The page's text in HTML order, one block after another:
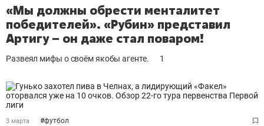
«Мы должны обрести менталитет
победителей». «Рубин» представил
Артигу – он даже стал поваром!
Развеял мифы о своём якобы агенте. 1
3 марта #футбол